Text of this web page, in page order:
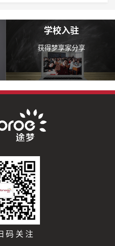
学校入驻
获得梦享家分享
码关注